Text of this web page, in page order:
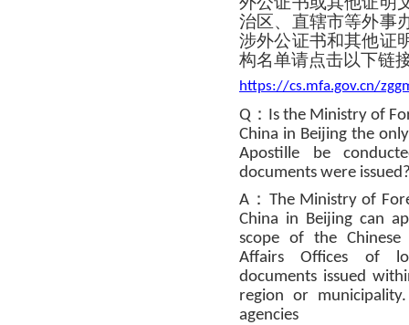
治区、直辖市等外事
涉外公证书和其他证
构名单请点击以下链
https://cs.mfa.gov.cn/
Q ： Is the Ministry of
China in Beijing the
Apostille be
documents were
A ： The Ministry of
China in Beijing can
scope of the Chinese
Affairs Offices of
documents issued
region or